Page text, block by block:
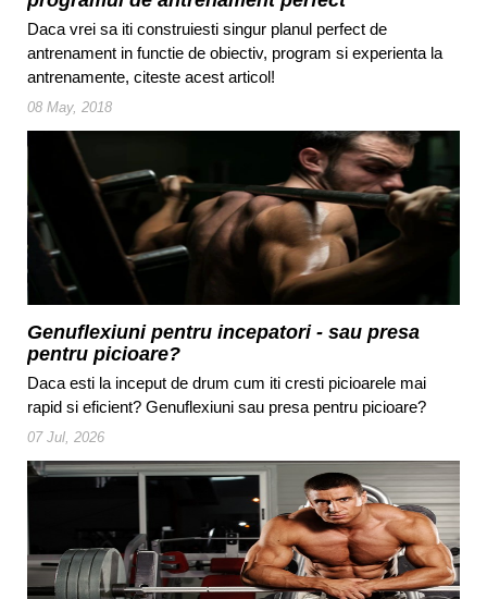
Daca vrei sa iti construiesti singur planul perfect de
antrenament in functie de obiectiv, program si experienta la
antrenamente, citeste acest articol!
08 May, 2018
Genuflexiuni pentru incepatori - sau presa
pentru picioare?
Daca esti la inceput de drum cum iti cresti picioarele mai
rapid si eficient? Genuflexiuni sau presa pentru picioare?
07 Jul, 2026